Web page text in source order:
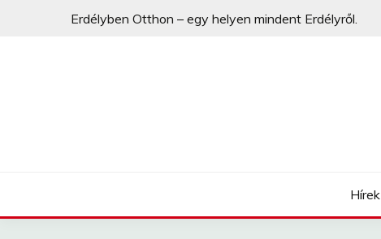
Erdélyben Otthon – egy helyen mindent Erdélyről.
ERDÉLYBEN OTTHON
Hírek